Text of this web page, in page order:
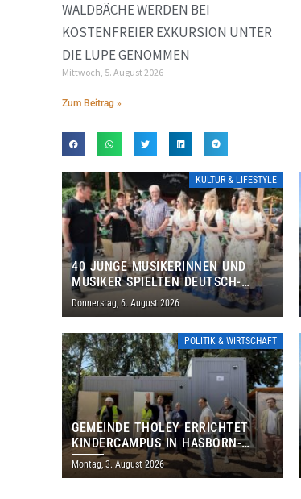
WALDBÄCHE WERDEN BEI
KOSTENFREIER EXKURSION UNTER
DIE LUPE GENOMMEN
Mittwoch, 5. August 2026
Zum Beitrag »
KULTUR & LIFESTYLE
40 JUNGE MUSIKERINNEN UND
MUSIKER SPIELTEN DEUTSCH-
BRASILIANISCHES PROGRAMM IN
THOLEY
Donnerstag, 6. August 2026
POLITIK & WIRTSCHAFT
GEMEINDE THOLEY ERRICHTET
KINDERCAMPUS IN HASBORN-
DAUTWEILER FÜR RUND 8,5 BIS 9
MILLIONEN EURO
Montag, 3. August 2026